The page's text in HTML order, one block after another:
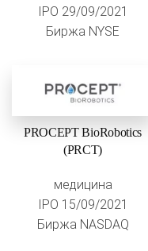
IPO 29/09/2021
Биржа NYSE
PROCEPT BioRobotics
(PRCT)
медицина
IPO 15/09/2021
Биржа NASDAQ